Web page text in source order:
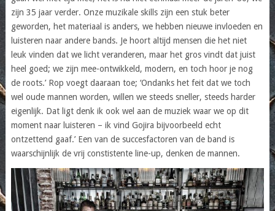
zijn 35 jaar verder. Onze muzikale skills zijn een stuk beter
geworden, het materiaal is anders, we hebben nieuwe invloeden en
luisteren naar andere bands. Je hoort altijd mensen die het niet
leuk vinden dat we licht veranderen, maar het gros vindt dat juist
heel goed; we zijn mee-ontwikkeld, modern, en toch hoor je nog
de roots.’ Rop voegt daaraan toe; ‘Ondanks het feit dat we toch
wel oude mannen worden, willen we steeds sneller, steeds harder
eigenlijk. Dat ligt denk ik ook wel aan de muziek waar we op dit
moment naar luisteren – ik vind Gojira bijvoorbeeld echt
ontzettend gaaf.’ Een van de succesfactoren van de band is
waarschijnlijk de vrij constistente line-up, denken de mannen.